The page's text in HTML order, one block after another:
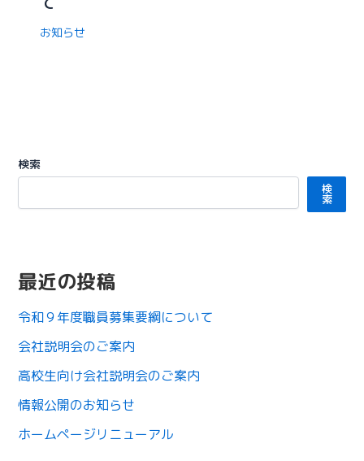
お知らせ
検索
検
索
最近の投稿
令和９年度職員募集要綱について
会社説明会のご案内
高校生向け会社説明会のご案内
情報公開のお知らせ
ホームページリニューアル